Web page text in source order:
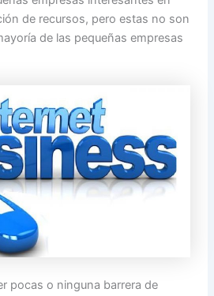
de recursos, pero estas no son
de las pequeñas empresas
pocas o ninguna barrera de